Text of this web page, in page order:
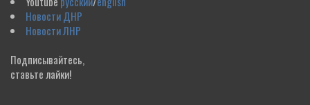
Новости ДНР
Новости ЛНР
Подписывайтесь,
ставьте лайки!